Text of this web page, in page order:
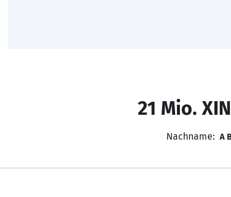
21 Mio.
Nachname: A